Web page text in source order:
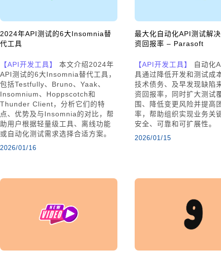
2024年API测试的6大Insomnia替
代工具
【API开发工具】
本文介绍2024年
API测试的6大Insomnia替代工具，
包括Testfully、Bruno、Yaak、
Insomnium、Hoppscotch和
Thunder Client，分析它们的特
点、优势及与Insomnia的对比，帮
助用户根据轻量级工具、离线功能
或自动化测试需求选择合适方案。
2026/01/16
最大化自动化API测试解
资回报率 – Parasoft
【API开发工具】
自动化
具通过降低开发和测试成
技术债务、及早发现缺陷
资回报率，同时扩大测试
围、降低变更风险并提高
率，帮助组织实现业务关
安全、可靠和可扩展性。
2026/01/15